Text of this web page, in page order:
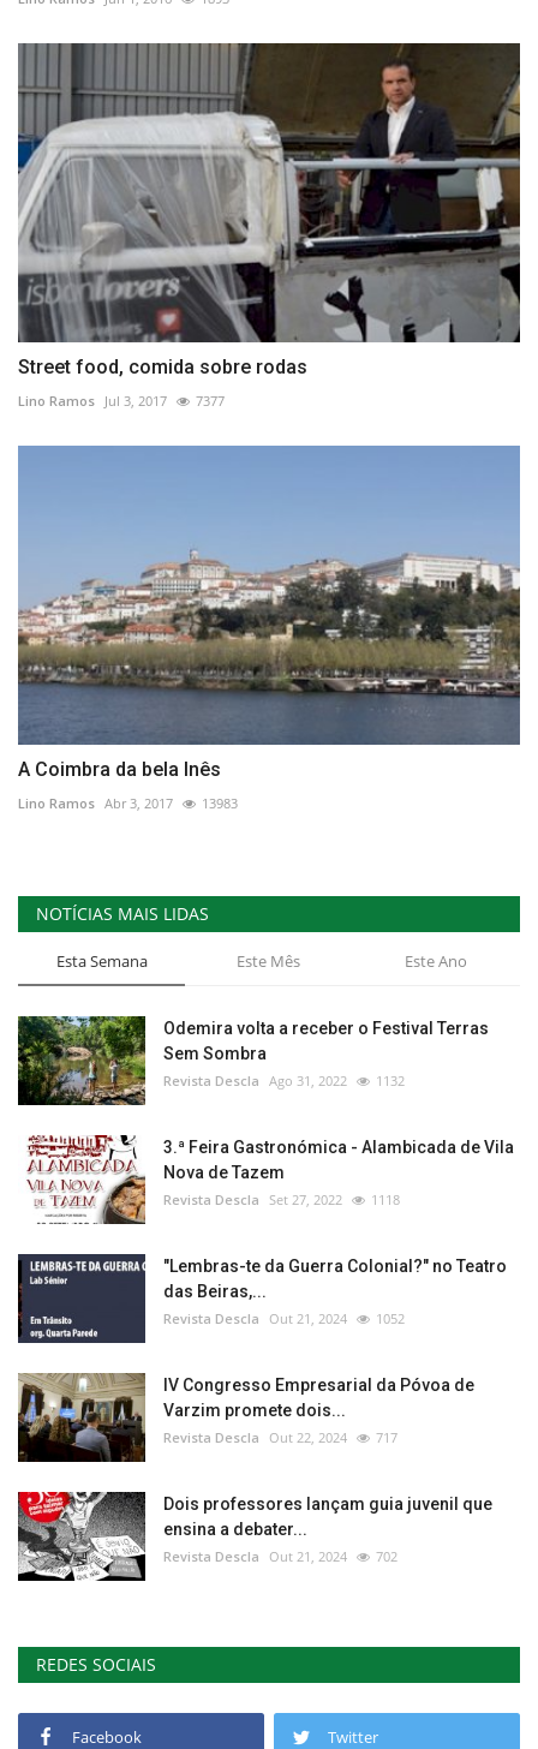
Street food, comida sobre rodas
Lino Ramos Jul 3, 2017 7377
A Coimbra da bela Inês
Lino Ramos Abr 3, 2017 13983
NOTÍCIAS MAIS LIDAS
Esta Semana Este Mês Este Ano
Odemira volta a receber o Festival Terras
Sem Sombra
Revista Descla Ago 31, 2022 1132
3.ª Feira Gastronómica - Alambicada de Vila
Nova de Tazem
Revista Descla Set 27, 2022 1118
"Lembras-te da Guerra Colonial?" no Teatro
das Beiras,...
Revista Descla Out 21, 2024 1052
IV Congresso Empresarial da Póvoa de
Varzim promete dois...
Revista Descla Out 22, 2024 717
Dois professores lançam guia juvenil que
ensina a debater...
Revista Descla Out 21, 2024 702
REDES SOCIAIS
Facebook Twitter